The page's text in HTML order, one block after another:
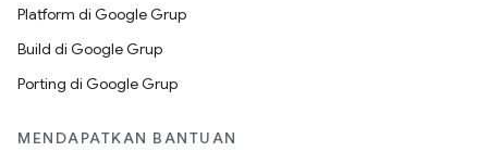
Platform di Google Grup
Build di Google Grup
Porting di Google Grup
MENDAPATKAN BANTUAN